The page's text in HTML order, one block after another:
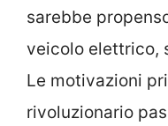
sarebbe
veicolo elettrico,
Le motivazioni
rivoluzionario